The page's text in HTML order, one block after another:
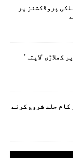
پروڈکشنز پر
‘لاپتہ’
کام جلد شروع کرنے